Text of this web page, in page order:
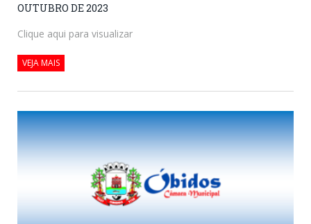
OUTUBRO DE 2023
Clique aqui para visualizar
VEJA MAIS